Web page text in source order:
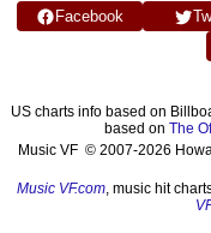
Facebook
US charts info based on
based on The
Music VF © 2007-2026
Music VF.com, music hit